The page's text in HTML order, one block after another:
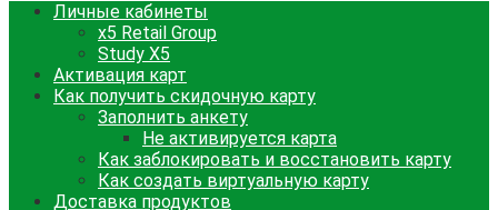
Личные кабинеты
x5 Retail Group
Study X5
Активация карт
Как получить скидочную карту
Заполнить анкету
Не активируется карта
Как заблокировать и восстановить карту
Как создать виртуальную карту
Доставка продуктов